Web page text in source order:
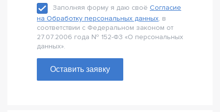
Заполняя форму я даю своё Согласие
на Обработку персональных данных, в
соответствии с Федеральном законом от
27.07.2006 года № 152-Ф3 «О персональных
данных».
Оставить заявку